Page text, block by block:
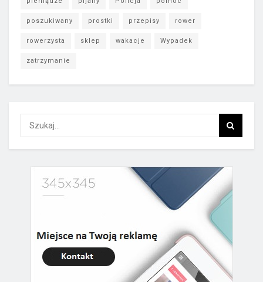
poszukiwany prostki przepisy rower
rowerzysta sklep wakacje Wypadek
zatrzymanie